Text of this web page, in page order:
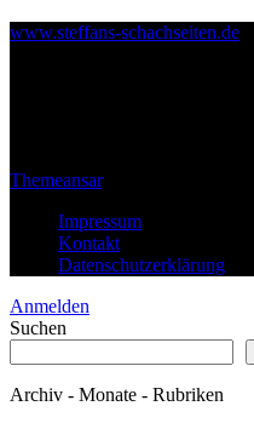
www.steffans-schachseiten.de
Themeansar.
Impressum
Kontakt
Datenschutzerklärung
Anmelden
Suchen
Archiv - Monate - Rubriken